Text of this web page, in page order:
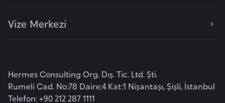
Vize Merkezi
Hermes Consulting Org. Dış. Tic. Ltd. Şti.
Rumeli Cad. No:78 Daire:4 Kat:1 Nişantaşı, Şişli, İstanbul
Telefon: +90 212 287 1111
i
n
a